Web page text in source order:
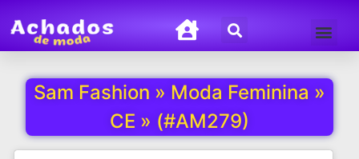
Sam Fashion » Moda Feminina »
CE » (#AM279)